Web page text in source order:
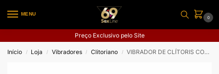
MENU
0
Preço Exclusivo pelo Site
Início / Loja / Vibradores / Clitoriano / VIBRADOR DE CLÍTORIS COM PULSAÇÃO